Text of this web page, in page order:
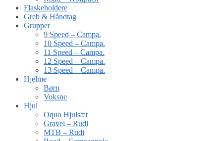
Flaskeholdere
Greb & Håndtag
Grupper
9 Speed – Campa.
10 Speed – Campa.
11 Speed – Campa.
12 Speed – Campa.
13 Speed – Campa.
Hjelme
Børn
Voksne
Hjul
Oquo Hjulsæt
Gravel – Rudi
MTB – Rudi